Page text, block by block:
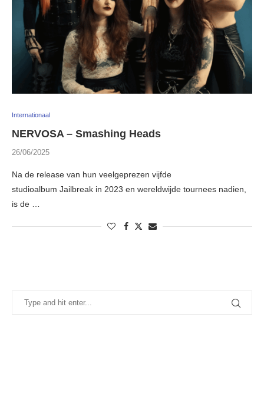
Internationaal
NERVOSA – Smashing Heads
26/06/2025
Na de release van hun veelgeprezen vijfde
studioalbum Jailbreak in 2023 en wereldwijde tournees nadien,
is de …